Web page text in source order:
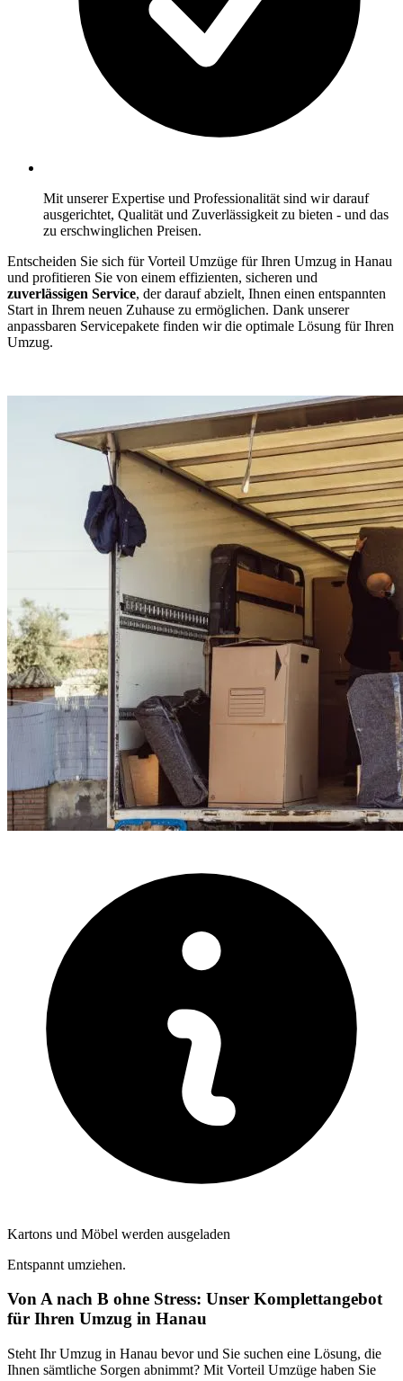
Mit unserer Expertise und Professionalität sind wir darauf
ausgerichtet, Qualität und Zuverlässigkeit zu bieten - und das
zu erschwinglichen Preisen.
Entscheiden Sie sich für Vorteil Umzüge für Ihren Umzug in Hanau
und profitieren Sie von einem effizienten, sicheren und
zuverlässigen Service, der darauf abzielt, Ihnen einen entspannten
Start in Ihrem neuen Zuhause zu ermöglichen. Dank unserer
anpassbaren Servicepakete finden wir die optimale Lösung für Ihren
Umzug.
Kartons und Möbel werden ausgeladen
Entspannt umziehen.
Von A nach B ohne Stress: Unser Komplettangebot
für Ihren Umzug in Hanau
Steht Ihr Umzug in Hanau bevor und Sie suchen eine Lösung, die
Ihnen sämtliche Sorgen abnimmt? Mit Vorteil Umzüge haben Sie